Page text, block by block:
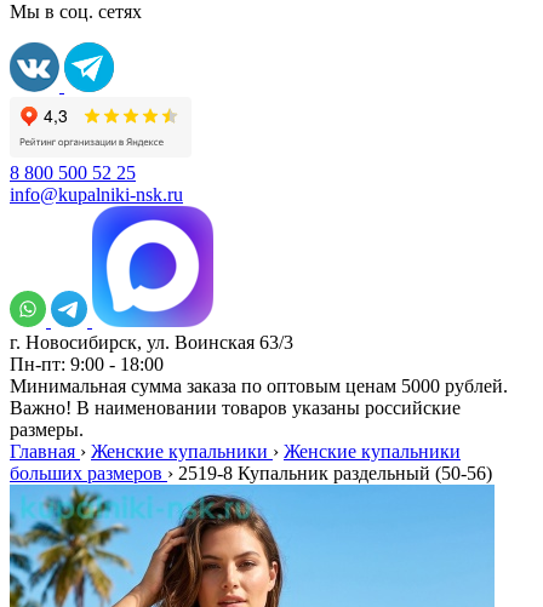
Мы в соц. сетях
8 800 500 52 25
info@kupalniki-nsk.ru
г. Новосибирск, ул. Воинская 63/3
Пн-пт: 9:00 - 18:00
Минимальная сумма заказа по оптовым ценам 5000 рублей.
Важно! В наименовании товаров указаны российские
размеры.
Главная › Женские купальники › Женские купальники
больших размеров › 2519-8 Купальник раздельный (50-56)